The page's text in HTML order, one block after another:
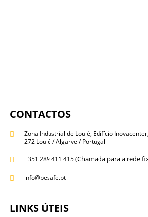
CONTACTOS
Zona Industrial de Loulé, Edifício
272 Loulé / Algarve / Portugal
+351 289 411 415(Chamada para a rede
info@besafe.pt
LINKS ÚTEIS